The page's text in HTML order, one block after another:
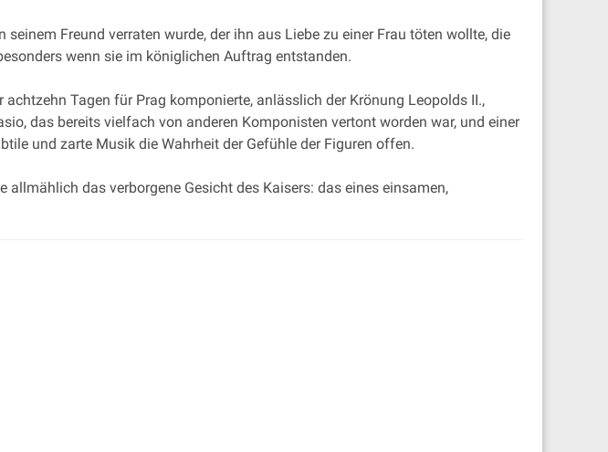
Freund verraten wurde, der ihn aus Liebe zu einer Frau töten wollte, die
wenn sie im königlichen Auftrag entstanden.
Tagen für Prag komponierte, anlässlich der Krönung Leopolds II.,
das bereits vielfach von anderen Komponisten vertont worden war, und einer
und zarte Musik die Wahrheit der Gefühle der Figuren offen.
das verborgene Gesicht des Kaisers: das eines einsamen,